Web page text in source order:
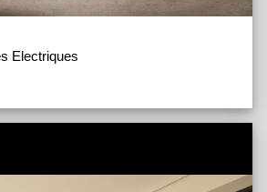
Electriques